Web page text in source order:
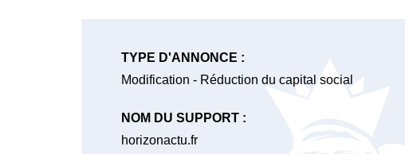
TYPE D'ANNONCE :
Modification - Réduction du capital social
NOM DU SUPPORT :
horizonactu.fr